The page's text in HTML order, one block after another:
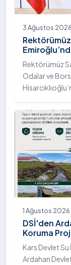
3 Ağustos 2026
Rektörümüz
Odalar ve
Emiroğlu
1 Ağustos 2026
DSİ'den
Koruma
Çalışmaları
Kars Devlet
Ardahan